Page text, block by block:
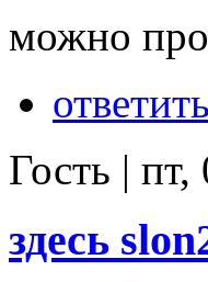
можно
ответить
Гость | пт,
здесь